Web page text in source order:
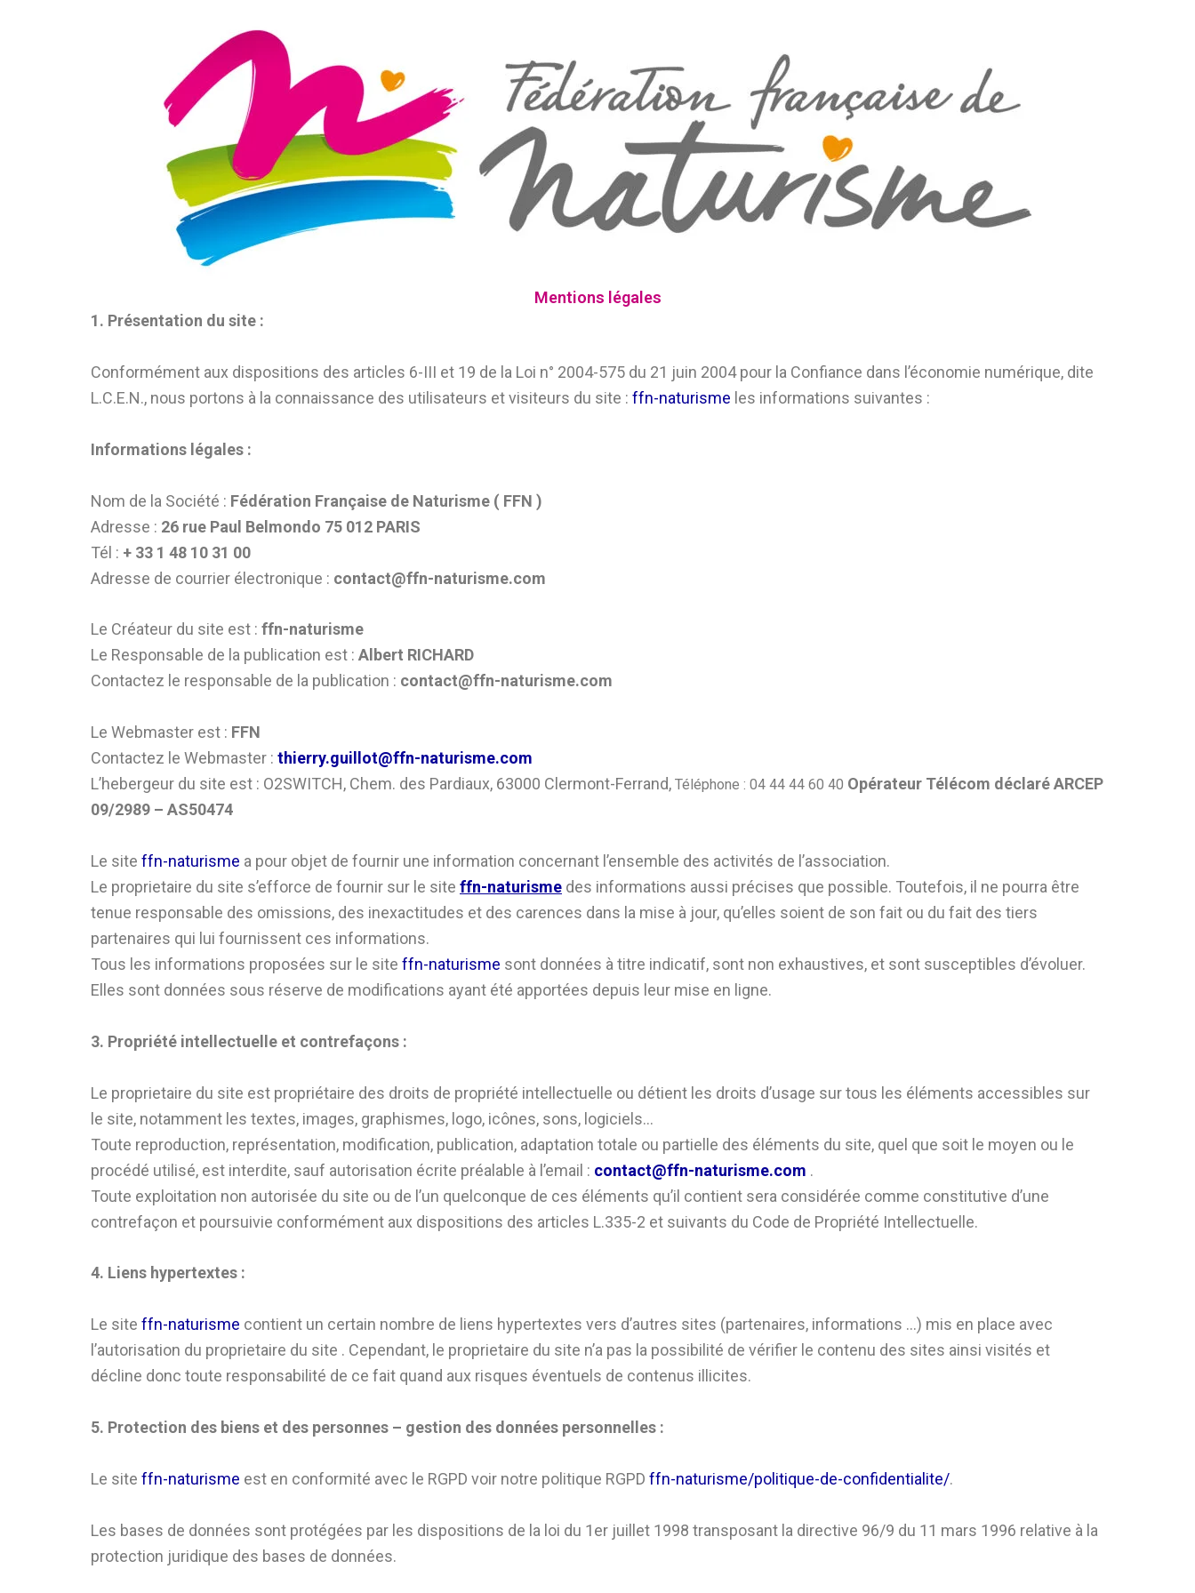
Mentions légales
1. Présentation du site :
Conformément aux dispositions des articles 6-III et 19 de la Loi n° 2004-575 du 21 juin 2004 pour la Confiance dans l’économie numérique, dite
L.C.E.N., nous portons à la connaissance des utilisateurs et visiteurs du site : ffn-naturisme les informations suivantes :
Informations légales :
Nom de la Société : Fédération Française de Naturisme ( FFN )
Adresse : 26 rue Paul Belmondo 75 012 PARIS
Tél : + 33 1 48 10 31 00
Adresse de courrier électronique : contact@ffn-naturisme.com
Le Créateur du site est : ffn-naturisme
Le Responsable de la publication est : Albert RICHARD
Contactez le responsable de la publication : contact@ffn-naturisme.com
Le Webmaster est : FFN
Contactez le Webmaster : thierry.guillot@ffn-naturisme.com
L’hebergeur du site est : O2SWITCH, Chem. des Pardiaux, 63000 Clermont-Ferrand, Téléphone : 04 44 44 60 40 Opérateur Télécom déclaré ARCEP
09/2989 – AS50474
Le site ffn-naturisme a pour objet de fournir une information concernant l’ensemble des activités de l’association.
Le proprietaire du site s’efforce de fournir sur le site ffn-naturisme des informations aussi précises que possible. Toutefois, il ne pourra être
tenue responsable des omissions, des inexactitudes et des carences dans la mise à jour, qu’elles soient de son fait ou du fait des tiers
partenaires qui lui fournissent ces informations.
Tous les informations proposées sur le site ffn-naturisme sont données à titre indicatif, sont non exhaustives, et sont susceptibles d’évoluer.
Elles sont données sous réserve de modifications ayant été apportées depuis leur mise en ligne.
3. Propriété intellectuelle et contrefaçons :
Le proprietaire du site est propriétaire des droits de propriété intellectuelle ou détient les droits d’usage sur tous les éléments accessibles sur
le site, notamment les textes, images, graphismes, logo, icônes, sons, logiciels…
Toute reproduction, représentation, modification, publication, adaptation totale ou partielle des éléments du site, quel que soit le moyen ou le
procédé utilisé, est interdite, sauf autorisation écrite préalable à l’email : contact@ffn-naturisme.com .
Toute exploitation non autorisée du site ou de l’un quelconque de ces éléments qu’il contient sera considérée comme constitutive d’une
contrefaçon et poursuivie conformément aux dispositions des articles L.335-2 et suivants du Code de Propriété Intellectuelle.
4. Liens hypertextes :
Le site ffn-naturisme contient un certain nombre de liens hypertextes vers d’autres sites (partenaires, informations …) mis en place avec
l’autorisation du proprietaire du site . Cependant, le proprietaire du site n’a pas la possibilité de vérifier le contenu des sites ainsi visités et
décline donc toute responsabilité de ce fait quand aux risques éventuels de contenus illicites.
5. Protection des biens et des personnes – gestion des données personnelles :
Le site ffn-naturisme est en conformité avec le RGPD voir notre politique RGPD ffn-naturisme/politique-de-confidentialite/.
Les bases de données sont protégées par les dispositions de la loi du 1er juillet 1998 transposant la directive 96/9 du 11 mars 1996 relative à la
protection juridique des bases de données.